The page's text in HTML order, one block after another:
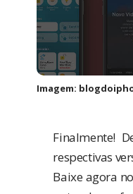
Imagem:
Finalmente!
respectivas
Baixe agora